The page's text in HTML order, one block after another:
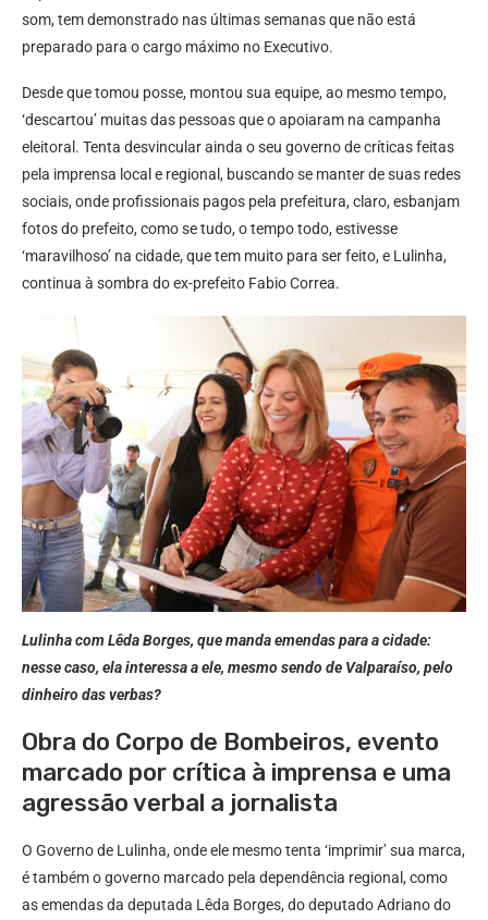
som, tem demonstrado nas últimas semanas que não está
preparado para o cargo máximo no Executivo.
Desde que tomou posse, montou sua equipe, ao mesmo tempo,
‘descartou’ muitas das pessoas que o apoiaram na campanha
eleitoral. Tenta desvincular ainda o seu governo de críticas feitas
pela imprensa local e regional, buscando se manter de suas redes
sociais, onde profissionais pagos pela prefeitura, claro, esbanjam
fotos do prefeito, como se tudo, o tempo todo, estivesse
‘maravilhoso’ na cidade, que tem muito para ser feito, e Lulinha,
continua à sombra do ex-prefeito Fabio Correa.
Lulinha com Lêda Borges, que manda emendas para a cidade:
nesse caso, ela interessa a ele, mesmo sendo de Valparaíso, pelo
dinheiro das verbas?
Obra do Corpo de Bombeiros, evento
marcado por crítica à imprensa e uma
agressão verbal a jornalista
O Governo de Lulinha, onde ele mesmo tenta ‘imprimir’ sua marca,
é também o governo marcado pela dependência regional, como
as emendas da deputada Lêda Borges, do deputado Adriano do